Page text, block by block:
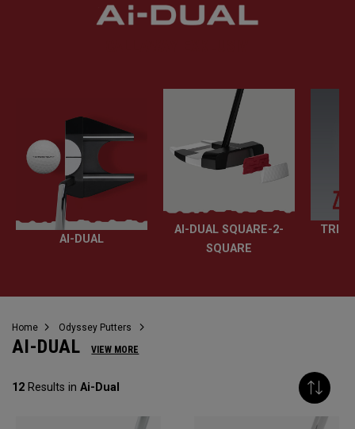
AI-DUAL
AI-DUAL SQUARE-2-
SQUARE
TRI-
Home Odyssey Putters
AI-DUAL VIEW MORE
12 Results in Ai-Dual